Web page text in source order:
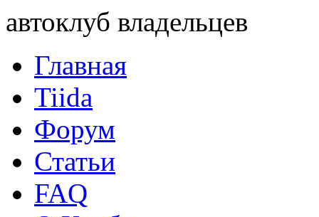
автоклуб владельцев
Главная
Tiida
Форум
Статьи
FAQ